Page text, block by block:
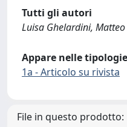
Tutti gli autori
Luisa Ghelardini,
Appare nelle
1a - Articolo su rivista
File in questo prodotto: